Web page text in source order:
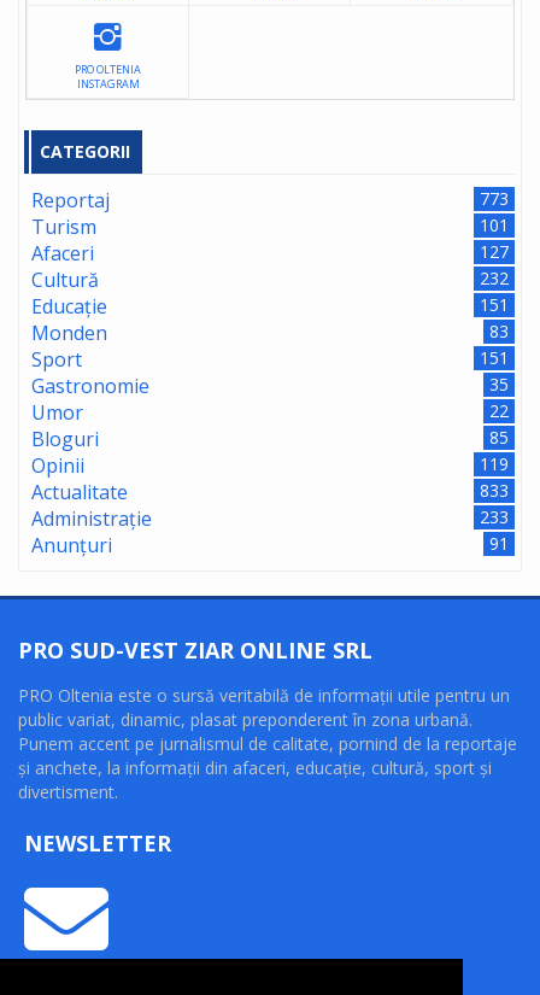
PRO OLTENIA
INSTAGRAM
CATEGORII
Reportaj 773
Turism 101
Afaceri 127
Cultură 232
Educație 151
Monden 83
Sport 151
Gastronomie 35
Umor 22
Bloguri 85
Opinii 119
Actualitate 833
Administrație 233
Anunțuri 91
PRO SUD-VEST ZIAR ONLINE SRL
PRO Oltenia este o sursă veritabilă de informaţii utile pentru un
public variat, dinamic, plasat preponderent în zona urbană.
Punem accent pe jurnalismul de calitate, pornind de la reportaje
şi anchete, la informaţii din afaceri, educaţie, cultură, sport şi
divertisment.
NEWSLETTER